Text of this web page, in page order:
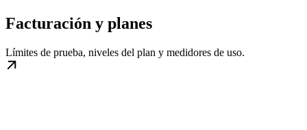
Facturación y planes
Límites de prueba, niveles del plan y medidores de uso.